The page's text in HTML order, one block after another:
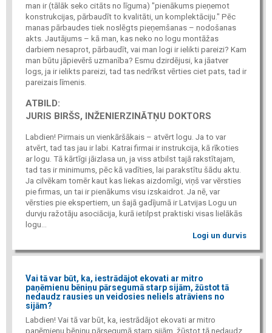
man ir (tālāk seko citāts no līguma) "pienākums pieņemot
konstrukcijas, pārbaudīt to kvalitāti, un komplektāciju." Pēc
manas pārbaudes tiek noslēgts pieņemšanas – nodošanas
akts. Jautājums – kā man, kas neko no logu montāžas
darbiem nesaprot, pārbaudīt, vai man logi ir ielikti pareizi? Kam
man būtu jāpievērš uzmanība? Esmu dzirdējusi, ka jāatver
logs, ja ir ielikts pareizi, tad tas nedrīkst vērties ciet pats, tad ir
pareizais līmenis.
ATBILD:
JURIS BIRŠS, INŽENIERZINĀTŅU DOKTORS
Labdien! Pirmais un vienkāršākais – atvērt logu. Ja to var
atvērt, tad tas jau ir labi. Katrai firmai ir instrukcija, kā rīkoties
ar logu. Tā kārtīgi jāizlasa un, ja viss atbilst tajā rakstītajam,
tad tas ir minimums, pēc kā vadīties, lai parakstītu šādu aktu.
Ja cilvēkam tomēr kaut kas liekas aizdomīgi, viņš var vērsties
pie firmas, un tai ir pienākums visu izskaidrot. Ja nē, var
vērsties pie ekspertiem, un šajā gadījumā ir Latvijas Logu un
durvju ražotāju asociācija, kurā ietilpst praktiski visas lielākās
logu...
Logi un durvis
Vai tā var būt, ka, iestrādājot ekovati ar mitro
paņēmienu bēniņu pārsegumā starp sijām, žūstot tā
nedaudz rausies un veidosies neliels atrāviens no
sijām?
Labdien! Vai tā var būt, ka, iestrādājot ekovati ar mitro
paņēmienu bēniņu pārsegumā starp sijām, žūstot tā nedaudz